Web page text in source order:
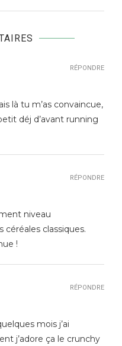
là tu m’as convaincue,
déj d’avant running
RÉPONDRE
niveau
céréales classiques.
!
RÉPONDRE
mois j’ai
j’adore ça le crunchy
RÉPONDRE